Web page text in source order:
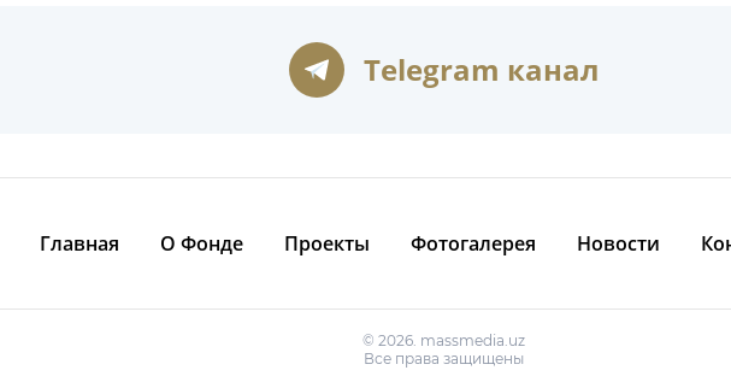
Telegram канал
Главная О Фонде Проекты Фотогалерея Новости
© 2026. massmedia.uz
Все права защищены